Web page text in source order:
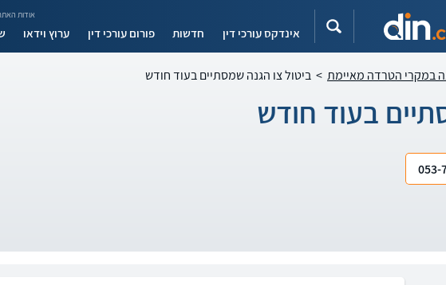
אודות
אינדקס עורכי דין חדשות פורום עורכי דין ערוץ וידאו
במקרי הטרדה מאיימת > ביטול צו הגנה שמסתיים בעוד חודש
בעוד חודש
053-